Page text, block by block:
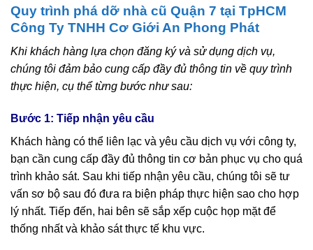
Quy trình phá dỡ nhà cũ Quận 7 tại TpHCM
Công Ty TNHH Cơ Giới An Phong Phát
Khi khách hàng lựa chọn đăng ký và sử dụng dịch vụ,
chúng tôi đảm bảo cung cấp đầy đủ thông tin về quy trình
thực hiện, cụ thể từng bước như sau:
Bước 1: Tiếp nhận yêu cầu
Khách hàng có thể liên lạc và yêu cầu dịch vụ với công ty,
bạn cần cung cấp đầy đủ thông tin cơ bản phục vụ cho quá
trình khảo sát. Sau khi tiếp nhận yêu cầu, chúng tôi sẽ tư
vấn sơ bộ sau đó đưa ra biện pháp thực hiện sao cho hợp
lý nhất. Tiếp đến, hai bên sẽ sắp xếp cuộc họp mặt để
thống nhất và khảo sát thực tế khu vực.